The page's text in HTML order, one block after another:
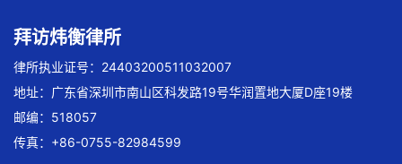
拜访炜衡律所
律所执业证号：24403200511032007
地址：广东省深圳市南山区科发路19号华润置地大厦D座19楼
邮编：518057
传真：+86-0755-82984599